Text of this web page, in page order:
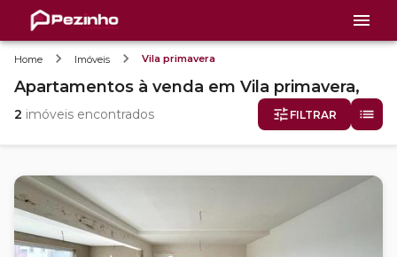
Home Imóveis Vila primavera
Apartamentos à venda em Vila primavera,
2 imóveis encontrados FILTRAR